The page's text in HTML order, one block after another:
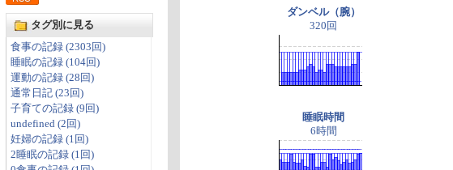
タグ別に見る
食事の記録 (2303回)
睡眠の記録 (104回)
運動の記録 (28回)
通常日記 (23回)
子育ての記録 (9回)
undefined (2回)
妊婦の記録 (1回)
2睡眠の記録 (1回)
ダンベル（腕）
320回
睡眠時間
6時間